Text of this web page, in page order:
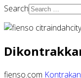
Search
fienso.com Kontrakan